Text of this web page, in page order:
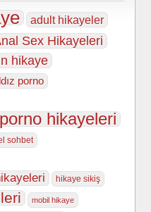
adult hikayeler
Sex Hikayeleri
hikaye
porno
hikayeleri
sohbet
hikaye sikiş
mobil hikaye